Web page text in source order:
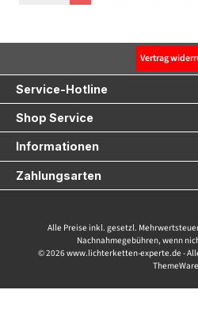
Vertrag
Service-Hotline
Shop Service
Informationen
Zahlungsarten
Alle Preise inkl. gesetzl.
Nachnahmegebühren, wenn
© 2026 www.lichterketten-experte.de -